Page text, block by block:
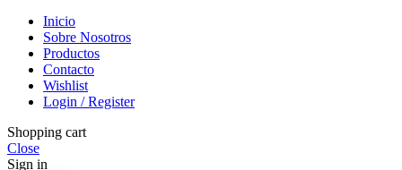
Inicio
Sobre Nosotros
Productos
Contacto
Wishlist
Login / Register
Shopping cart
Close
Sign in